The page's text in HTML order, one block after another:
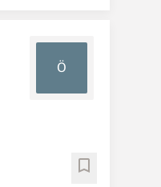
Ö
bookmark